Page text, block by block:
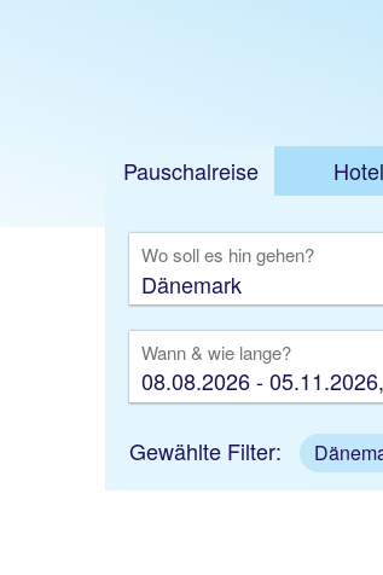
Pauschalreise Hotel
Wo soll es hin gehen?
Wann & wie lange?
08.08.2026 -
Gewählte Filter: